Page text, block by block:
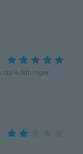
uppladdningar